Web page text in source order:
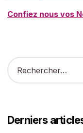
Confiez nous vos
R
e
r
c
Derniers